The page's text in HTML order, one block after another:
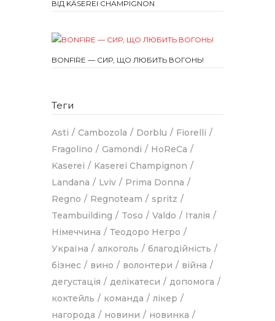
ВІД KÄSEREI CHAMPIGNON
BONFIRE — СИР, ЩО ЛЮБИТЬ ВОГОНЬ!
Теги
Asti Cambozola Dorblu
Fiorelli
Fragolino
Gamondi
HoReCa
Kaserei
Kaserei Champignon
Landana
Lviv
Prima Donna
Regno
Regnoteam
spritz
Teambuilding
Toso Valdo
Італія
Німеччина
Теодоро Негро
Україна
алкоголь
благодійність
бізнес
вино волонтери
війна
дегустація
делікатеси
допомога
коктейль
команда
лікер
нагорода
новини
новинка